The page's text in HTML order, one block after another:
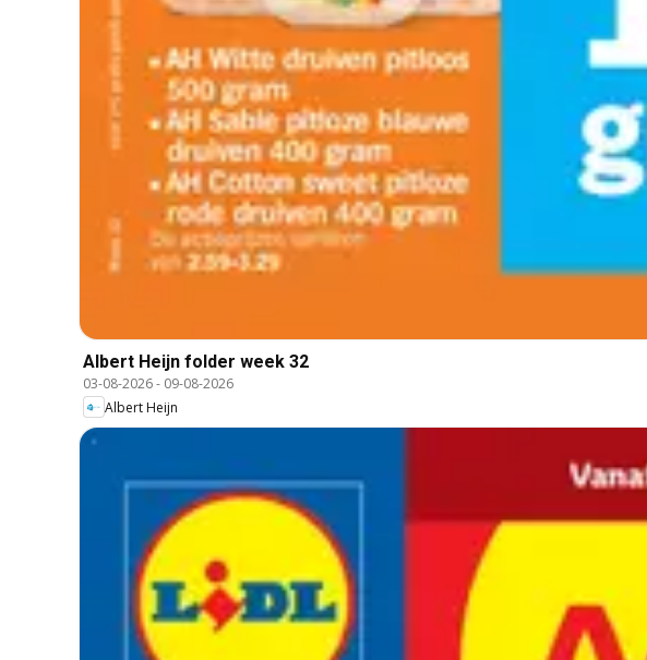
Albert Heijn folder week 32
03-08-2026- 09-08-2026
Albert Heijn